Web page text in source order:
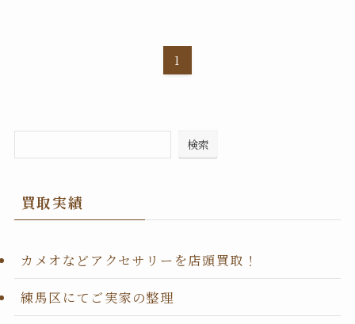
1
検索
買取実績
カメオなどアクセサリーを店頭買取！
練馬区にてご実家の整理